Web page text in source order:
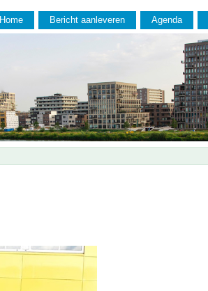
Home Bericht aanleveren Agenda